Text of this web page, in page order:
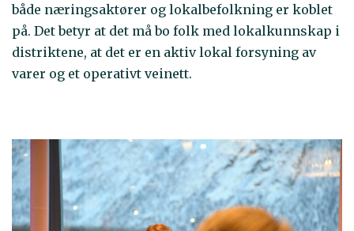
både næringsaktører og lokalbefolkning er koblet
på. Det betyr at det må bo folk med lokalkunnskap i
distriktene, at det er en aktiv lokal forsyning av
varer og et operativt veinett.